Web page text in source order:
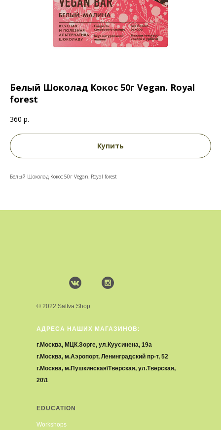
Белый Шоколад Кокос 50г Vegan. Royal
forest
360 р.
Купить
Белый Шоколад Кокос 50г Vegan. Royal forest
АДРЕСА НАШИХ МАГАЗИНОВ:
г.Москва, МЦК.Зорге, ул.Куусинена, 19а
г.Москва, м.Аэропорт, Ленинградский пр-т, 52
г.Москва, м.Пушкинская\Тверская, ул.Тверская,
20\1
EDUCATION
Workshops
© 2022 Sattva Shop